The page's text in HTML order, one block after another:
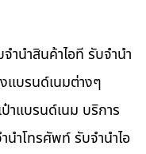
ำนำสินค้าไอที รับจำนำ
แบรนด์เนมต่างๆ
าแบรนด์เนม บริการ
นำโทรศัพท์ รับจำนำไอ